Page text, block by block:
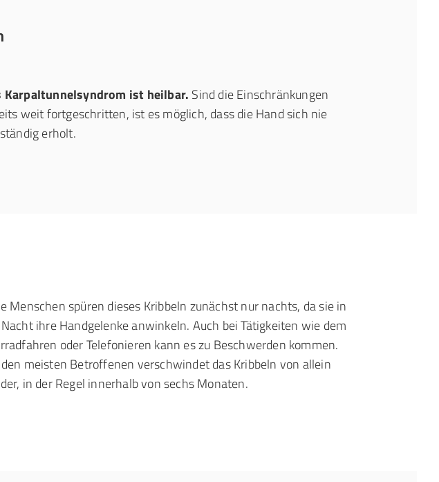
Karpaltunnelsyndrom ist heilbar. Sind die Einschränkungen
weit fortgeschritten, ist es möglich, dass die Hand sich nie
erholt.
Menschen spüren dieses Kribbeln zunächst nur nachts, da sie in
ihre Handgelenke anwinkeln. Auch bei Tätigkeiten wie dem
oder Telefonieren kann es zu Beschwerden kommen.
meisten Betroffenen verschwindet das Kribbeln von allein
in der Regel innerhalb von sechs Monaten.